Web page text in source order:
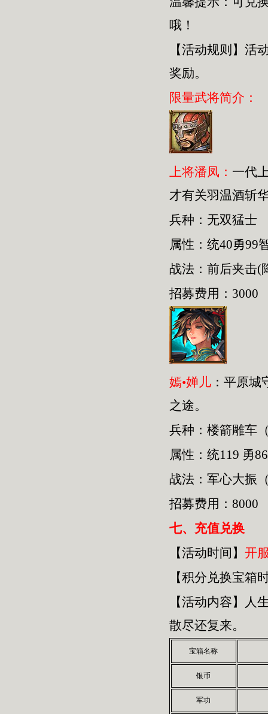
哦！
【活动规则】活
奖励。
限量武将简介：
上将潘凤： 一代
才有关羽温酒斩
兵种：无双猛士
属性：统40勇99
战法：前后夹击(
招募费用：3000
嫣•婵儿 ：平原
之途。
兵种：楼箭雕车
属性：统119 勇
战法：军心大振
招募费用：8000
七、 充值兑换
【活动时间】 开
【积分兑换宝箱
【活动内容】人
散尽还复来。
宝箱名称
银币
军功